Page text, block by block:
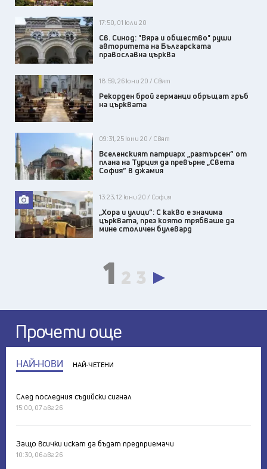
17:50, 01 юли 20
Св. Синод: "Вяра и общество" руши
авторитета на Българската
православна църква
18:59, 26 юни 20 / Свят
Рекорден брой германци обръщат гръб
на църквата
09:31, 25 юни 20 / Свят
Вселенският патриарх „разтърсен“ от
плана на Турция да превърне „Света
София“ в джамия
13:23, 12 юни 20 / София
„Хора и улици“: С какво е значима
църквата, през която трябваше да
мине столичен булевард
1 2 3
Прочети още
НАЙ-НОВИ НАЙ-ЧЕТЕНИ
След последния съдийски сигнал
15:00, 07 авг 26
Защо всички искат да бъдат предприемачи
10:30, 06 авг 26